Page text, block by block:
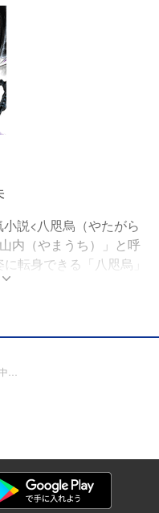
説<八咫烏（やたがら
内（やまうち）」と呼
転身できる「八咫烏」
」雪哉（ゆきや）は、
ある奈月彦（なづきひ
圧倒的スケールの世界
ァンタジー！
…